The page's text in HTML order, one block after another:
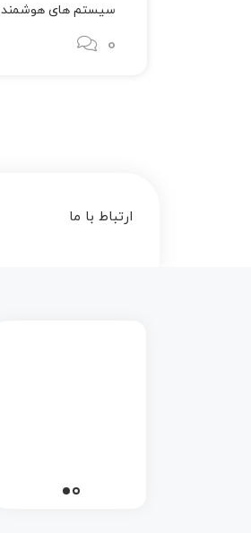
سیستم های هوشمند
0
ارتباط با ما